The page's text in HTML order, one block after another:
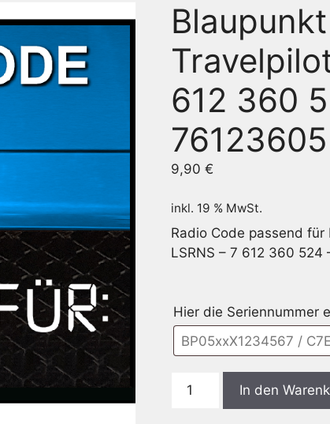
612 360
9,90€
inkl. 19 % MwSt.
Radio Code passend für
LSRNS – 7 612 360 524
Hier die Seriennummer
Blaupunkt
In den